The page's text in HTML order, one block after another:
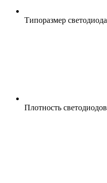
Типоразмер светодиода
Плотность светодиодов